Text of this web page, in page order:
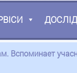
Вспоминает